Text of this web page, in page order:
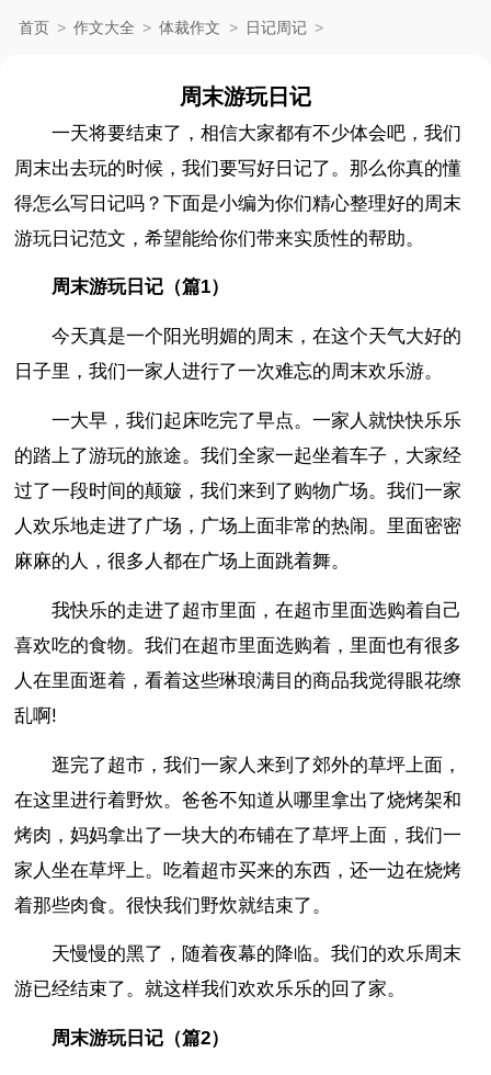
首页 > 作文大全 > 体裁作文 > 日记周记 >
周末游玩日记
一天将要结束了，相信大家都有不少体会吧，我们
周末出去玩的时候，我们要写好日记了。那么你真的懂
得怎么写日记吗？下面是小编为你们精心整理好的周末
游玩日记范文，希望能给你们带来实质性的帮助。
周末游玩日记（篇1）
今天真是一个阳光明媚的周末，在这个天气大好的
日子里，我们一家人进行了一次难忘的周末欢乐游。
一大早，我们起床吃完了早点。一家人就快快乐乐
的踏上了游玩的旅途。我们全家一起坐着车子，大家经
过了一段时间的颠簸，我们来到了购物广场。我们一家
人欢乐地走进了广场，广场上面非常的热闹。里面密密
麻麻的人，很多人都在广场上面跳着舞。
我快乐的走进了超市里面，在超市里面选购着自己
喜欢吃的食物。我们在超市里面选购着，里面也有很多
人在里面逛着，看着这些琳琅满目的商品我觉得眼花缭
乱啊!
逛完了超市，我们一家人来到了郊外的草坪上面，
在这里进行着野炊。爸爸不知道从哪里拿出了烧烤架和
烤肉，妈妈拿出了一块大的布铺在了草坪上面，我们一
家人坐在草坪上。吃着超市买来的东西，还一边在烧烤
着那些肉食。很快我们野炊就结束了。
天慢慢的黑了，随着夜幕的降临。我们的欢乐周末
游已经结束了。就这样我们欢欢乐乐的回了家。
周末游玩日记（篇2）